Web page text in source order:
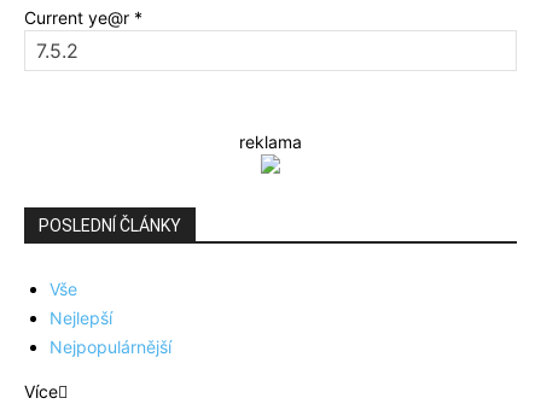
Current ye@r *
reklama
POSLEDNÍ ČLÁNKY
Vše
Nejlepší
Nejpopulárnější
Více